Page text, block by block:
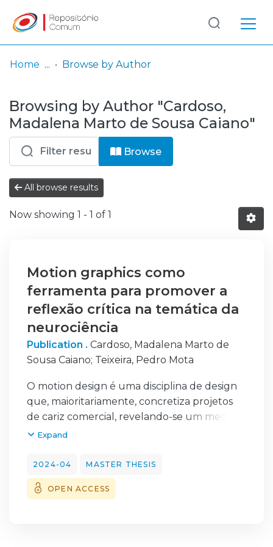
& Collections
Browse repository
Entities
Log
In
(current)
Home Browse by Author
Browsing by Author "Cardoso,
Madalena Marto de Sousa Caiano"
Browse
All browse results
Now showing 1 - 1 of 1
Motion graphics como
ferramenta para promover a
reflexão crítica na temática da
neurociência
Publication . Cardoso, Madalena Marto de
Sousa Caiano; Teixeira, Pedro Mota
O motion design é uma disciplina de design
que, maioritariamente, concretiza projetos
de cariz comercial, revelando-se um medium
pouco empregado para fins de crítica ou de
motion graphics para, precisamente,
contrariar tal tendência. Alia-se, além disso, a
uma abordagem tomada pelo design
Expand
2024-04 MASTER THESIS
OPEN ACCESS